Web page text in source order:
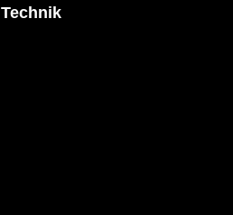
Technik